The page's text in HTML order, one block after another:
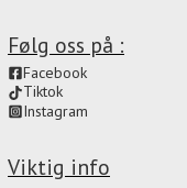
Viktig info
Følg oss på :
Facebook
Tiktok
Instagram